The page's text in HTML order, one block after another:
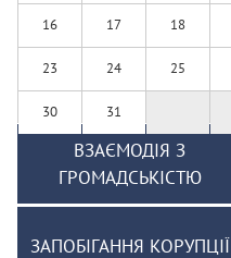
16 17 18
23 24 25
30 31
ВЗАЄМОДІЯ З
ГРОМАДСЬКІСТЮ
ЗАПОБІГАННЯ КОРУПЦІЇ